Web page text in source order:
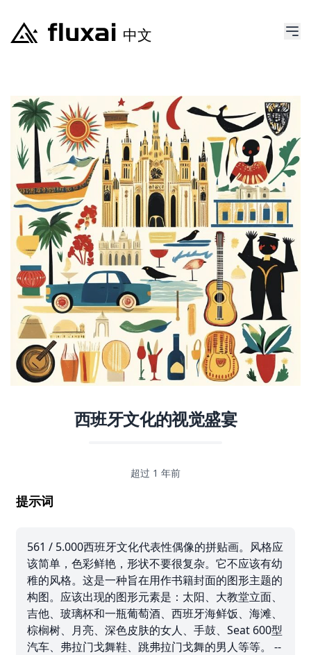
西班牙文化的视觉盛宴
超过 1 年前
提示词
561 / 5.000西班牙文化代表性偶像的拼贴画。风格应
该简单，色彩鲜艳，形状不要很复杂。它不应该有幼
稚的风格。这是一种旨在用作书籍封面的图形主题的
构图。应该出现的图形元素是：太阳、大教堂立面、
吉他、玻璃杯和一瓶葡萄酒、西班牙海鲜饭、海滩、
棕榈树、月亮、深色皮肤的女人、手鼓、Seat 600型
汽车、弗拉门戈舞鞋、跳弗拉门戈舞的男人等等。 --